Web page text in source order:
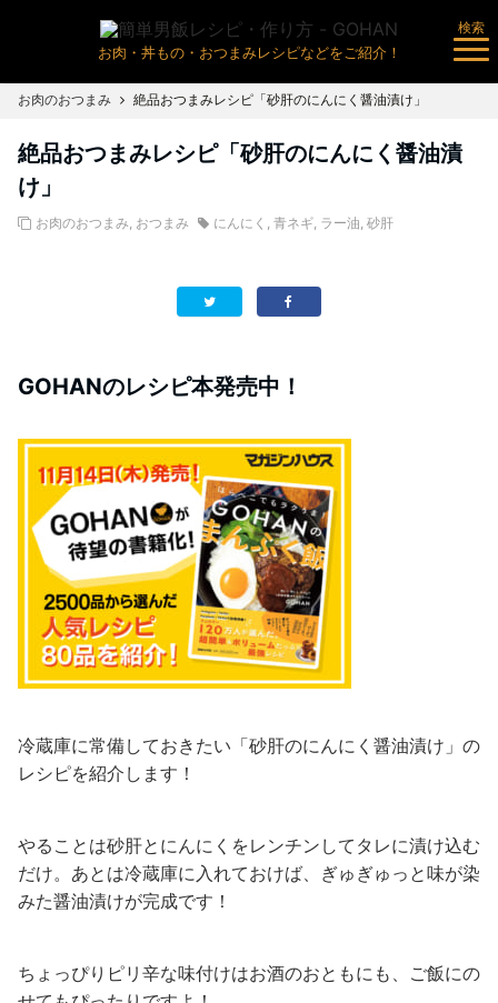
お肉・丼もの・おつまみレシピなどをご紹介！
検索
お肉のおつまみ 絶品おつまみレシピ「砂肝のにんにく醤油漬け」
絶品おつまみレシピ「砂肝のにんにく醤油漬
け」
お肉のおつまみ, おつまみ にんにく , 青ネギ, ラー油, 砂肝
GOHANのレシピ本発売中！
冷蔵庫に常備しておきたい「砂肝のにんにく醤油漬け」の
レシピを紹介します！
やることは砂肝とにんにくをレンチンしてタレに漬け込む
だけ。あとは冷蔵庫に入れておけば、ぎゅぎゅっと味が染
みた醤油漬けが完成です！
ちょっぴりピリ辛な味付けはお酒のおともにも、ご飯にの